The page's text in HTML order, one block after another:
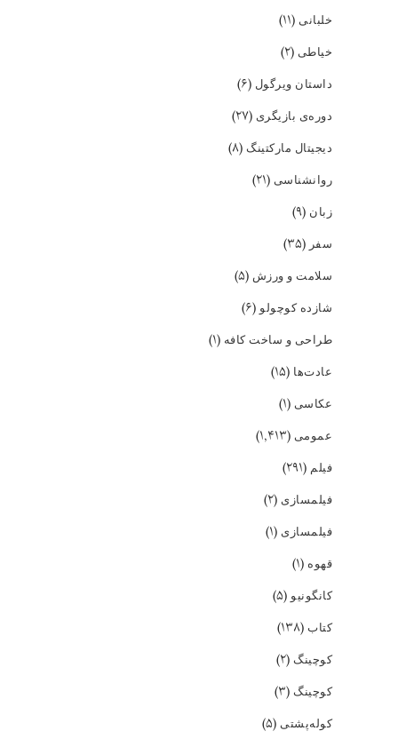
خلبانی (۱۱)
خیاطی (۲)
داستان ویرگول (۶)
دوره‌ی بازیگری (۲۷)
دیجیتال مارکتینگ (۸)
روانشناسی (۲۱)
زبان (۹)
سفر (۳۵)
سلامت و ورزش (۵)
شازده کوچولو(۶)
طراحی و ساخت کافه (۱)
عادت‌ها (۱۵)
عکاسی (۱)
عمومی (۱,۴۱۳)
فیلم (۲۹۱)
فیلمسازی (۲)
فیلمسازی (۱)
قهوه (۱)
کانگونیو(۵)
کتاب (۱۳۸)
کوچینگ (۲)
کوچینگ (۳)
کوله‌پشتی (۵)